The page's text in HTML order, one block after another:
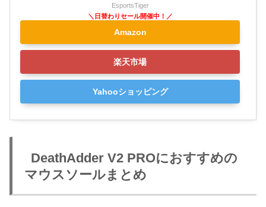
EsportsTiger
Amazon
楽天市場
Yahooショッピング
DeathAdder V2 PROにおすすめの
マウスソールまとめ